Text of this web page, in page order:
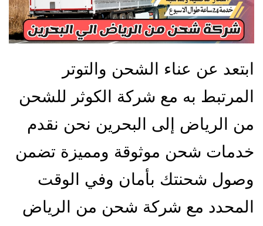
ابتعد عن عناء الشحن والتوتر
المرتبط به مع شركة الكوثر للشحن
من الرياض إلى البحرين نحن نقدم
خدمات شحن موثوقة ومميزة تضمن
وصول شحنتك بأمان وفي الوقت
المحدد مع شركة شحن من الرياض